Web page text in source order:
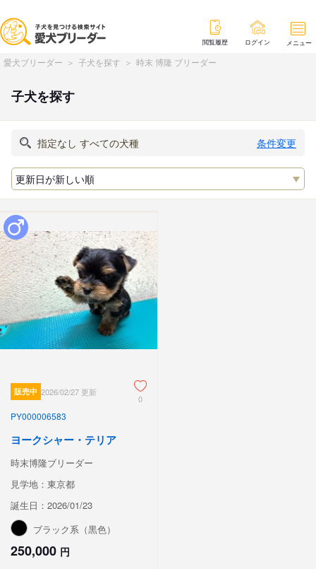
閲覧履歴 ログイン メニュー
愛犬ブリーダー 子犬を探す 時末 博隆 ブリーダー
子犬を探す
条件変更
販売中 2026/02/27 更新
0
PY000006583
ヨークシャー・テリア
時末博隆ブリーダー
見学地：東京都
誕生日：2026/01/23
ブラック系（黒色）
250,000 円